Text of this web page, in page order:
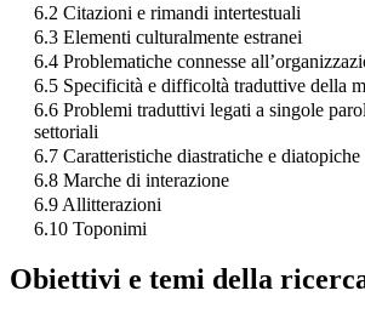
6.2 Citazioni e rimandi intertestuali
6.3 Elementi culturalmente estranei
6.4 Problematiche connesse
6.5 Specificità e difficoltà traduttive della
6.6 Problemi traduttivi legati a singole
settoriali
6.7 Caratteristiche diastratiche e diatopiche
6.8 Marche di interazione
6.9 Allitterazioni
6.10 Toponimi
Obiettivi e temi della